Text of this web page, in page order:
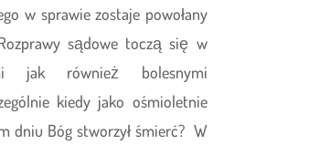
w sprawie zostaje powołany
sądowe toczą się w
jak również bolesnymi
kiedy jako ośmioletnie
dniu Bóg stworzył śmierć? W